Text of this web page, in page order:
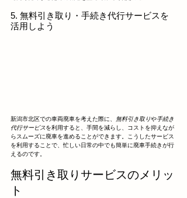
5. 無料引き取り・手続き代行サービスを
活用しよう
新潟市北区での車両廃車を考えた際に、 無料引き取りや手続き
代行サービスを利用すると、手間を減らし、コストを抑えなが
らスムーズに廃車を進めることができます。こうしたサービス
を利用することで、忙しい日常の中でも簡単に廃車手続きが行
えるのです。
無料引き取りサービスのメリッ
ト